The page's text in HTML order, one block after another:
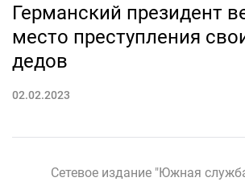
Германский президент
место преступления
дедов
02.02.2023
Сетевое издание "Южная